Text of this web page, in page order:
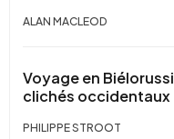
ALAN MACLEOD
Voyage en
clichés occidentaux
PHILIPPE STROOT